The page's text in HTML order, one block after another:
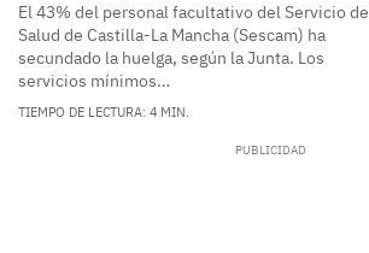
El 43% del personal facultativo del Servicio de
Salud de Castilla-La Mancha (Sescam) ha
secundado la huelga, según la Junta. Los
servicios mínimos…
TIEMPO DE LECTURA: 4 MIN.